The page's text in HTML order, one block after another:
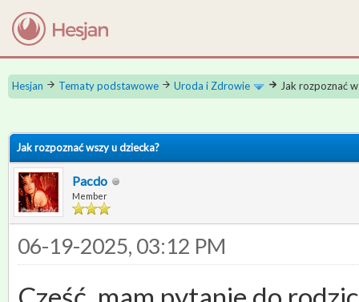
Hesjan Tematy podstawowe Uroda i Zdrowie Jak rozpoznać
Jak rozpoznać wszy u dziecka?
Pacdo
Member
06-19-2025, 03:12 PM